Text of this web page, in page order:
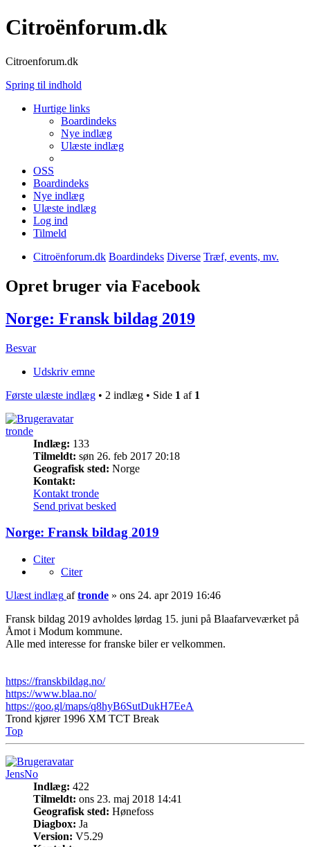
Citroënforum.dk
Citroenforum.dk
Spring til indhold
Hurtige links
Boardindeks
Nye indlæg
Ulæste indlæg
OSS
Boardindeks
Nye indlæg
Ulæste indlæg
Log ind
Tilmeld
Citroënforum.dk Boardindeks Diverse Træf, events, mv.
Opret bruger via Facebook
Norge: Fransk bildag 2019
Besvar
Udskriv emne
Første ulæste indlæg • 2 indlæg • Side 1 af 1
tronde
Indlæg: 133
Tilmeldt: søn 26. feb 2017 20:18
Geografisk sted: Norge
Kontakt:
Kontakt tronde
Send privat besked
Norge: Fransk bildag 2019
Citer
Citer
Ulæst indlæg aftronde » ons 24. apr 2019 16:46
Fransk bildag 2019 avholdes lørdag 15. juni på Blaafarveværket på
Åmot i Modum kommune.
Alle med interesse for franske biler er velkommen.
https://franskbildag.no/
https://www.blaa.no/
https://goo.gl/maps/q8hyB6SutDukH7EeA
Trond kjører 1996 XM TCT Break
Top
JensNo
Indlæg: 422
Tilmeldt: ons 23. maj 2018 14:41
Geografisk sted: Hønefoss
Diagbox: Ja
Version: V5.29